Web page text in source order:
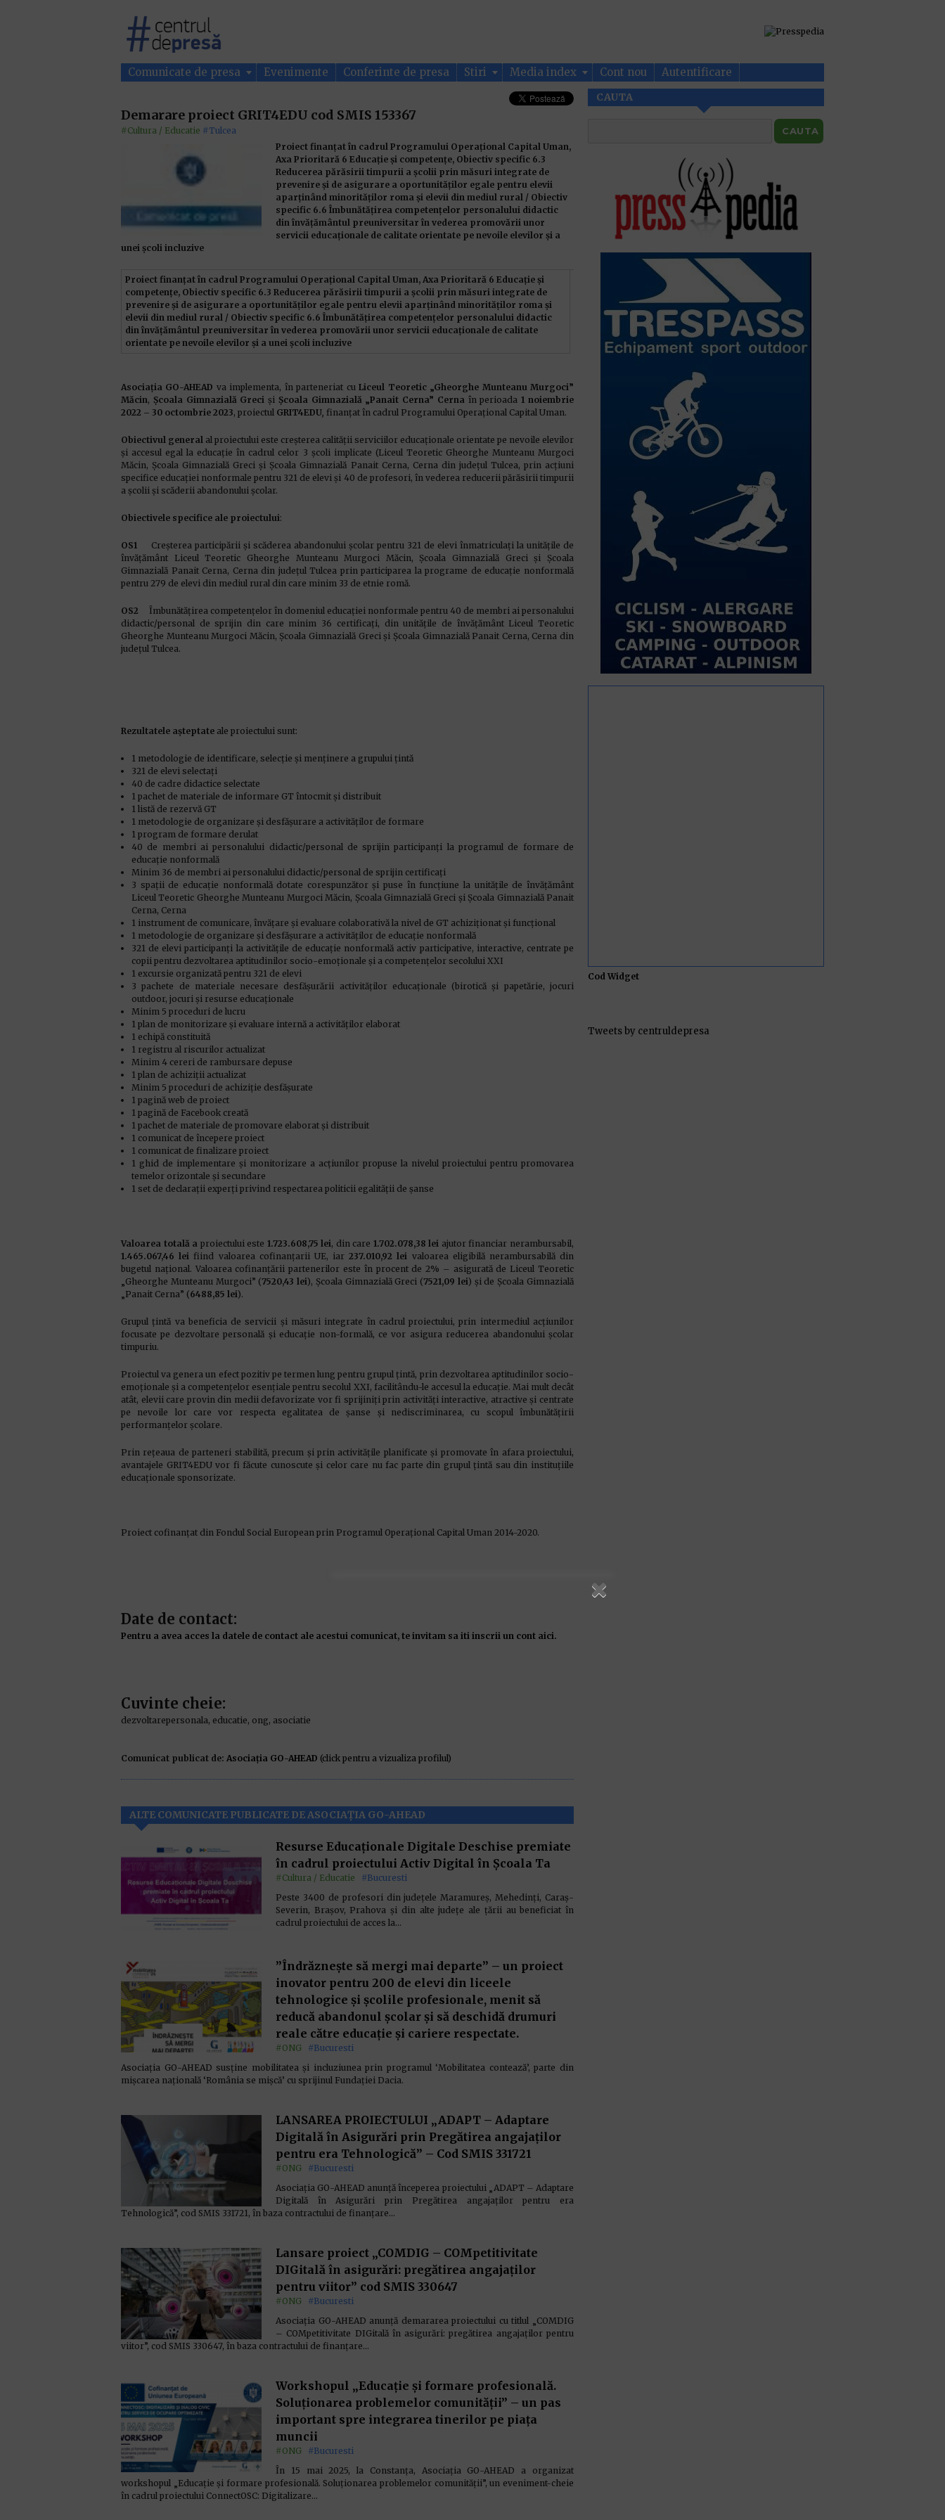
Comunicate de presa Evenimente Conferinte de presa Stiri Media index Cont nou Autentificare
Demarare proiect GRIT4EDU cod SMIS 153367
#Cultura / Educatie #Tulcea
Proiect finanțat în cadrul Programului Operațional Capital Uman,
Axa Prioritară 6 Educație și competențe, Obiectiv specific 6.3
Reducerea părăsirii timpurii a școlii prin măsuri integrate de
prevenire și de asigurare a oportunităților egale pentru elevii
aparținând minorităților roma și elevii din mediul rural / Obiectiv
specific 6.6 Îmbunătățirea competențelor personalului didactic
din învățământul preuniversitar în vederea promovării unor
servicii educaționale de calitate orientate pe nevoile elevilor și a
unei școli incluzive
Proiect finanțat în cadrul Programului Operațional Capital Uman,Axa Prioritară 6 Educație și
competențe, Obiectiv specific 6.3 Reducerea părăsirii timpurii a școlii prin măsuri integrate de
prevenire și de asigurare a oportunităților egale pentru elevii aparținând minorităților roma și
elevii din mediul rural / Obiectiv specific 6.6 Îmbunătățirea competențelor personalului didactic
din învățământul preuniversitar în vederea promovării unor servicii educaționale de calitate
orientate pe nevoile elevilor și a unei școli incluzive
Asociația GO-AHEAD va implementa, în parteneriat cuLiceul Teoretic „Gheorghe Munteanu Murgoci”
Măcin, Școala Gimnazială Greciși Școala Gimnazială „Panait Cerna” Cernaîn perioada1 noiembrie
2022 – 30 octombrie 2023, proiectul GRIT4EDU, finanțat în cadrul Programului Operațional Capital Uman.
Obiectivul general al proiectului este creșterea calității serviciilor educaționale orientate pe nevoile elevilor
și accesul egal la educație în cadrul celor 3 școli implicate (Liceul Teoretic Gheorghe Munteanu Murgoci
Măcin, Școala Gimnazială Greci și Școala Gimnazială Panait Cerna, Cerna din județul Tulcea, prin acțiuni
specifice educației nonformale pentru 321 de elevi și 40 de profesori, în vederea reducerii părăsirii timpurii
a școlii și scăderii abandonului școlar.
Obiectivele specifice ale proiectului:
OS1 Creșterea participării și scăderea abandonului școlar pentru 321 de elevi înmatriculați la unitățile de
învățământ Liceul Teoretic Gheorghe Munteanu Murgoci Măcin, Școala Gimnazială Greci și Școala
Gimnazială Panait Cerna, Cerna din județul Tulcea prin participarea la programe de educație nonformală
pentru 279 de elevi din mediul rural din care minim 33 de etnie romă.
OS2 Îmbunătățirea competențelor în domeniul educației nonformale pentru 40 de membri ai personalului
didactic/personal de sprijin din care minim 36 certificați, din unitățile de învățământ Liceul Teoretic
Gheorghe Munteanu Murgoci Măcin, Școala Gimnazială Greci și Școala Gimnazială Panait Cerna, Cerna din
județul Tulcea.
Rezultatele așteptate ale proiectului sunt:
1 metodologie de identificare, selecție și menținere a grupului țintă
321 de elevi selectați
40 de cadre didactice selectate
1 pachet de materiale de informare GT întocmit și distribuit
1 listă de rezervă GT
1 metodologie de organizare și desfășurare a activităților de formare
1 program de formare derulat
40 de membri ai personalului didactic/personal de sprijin participanți la programul de formare de
educație nonformală
Minim 36 de membri ai personalului didactic/personal de sprijin certificați
3 spații de educație nonformală dotate corespunzător și puse în funcțiune la unitățile de învățământ
Liceul Teoretic Gheorghe Munteanu Murgoci Măcin, Școala Gimnazială Greci și Școala Gimnazială Panait
Cerna, Cerna
1 instrument de comunicare, învățare și evaluare colaborativă la nivel de GT achiziționat și funcțional
1 metodologie de organizare și desfășurare a activităților de educație nonformală
321 de elevi participanți la activitățile de educație nonformală activ participative, interactive, centrate pe
copii pentru dezvoltarea aptitudinilor socio-emoționale și a competențelor secolului XXI
1 excursie organizată pentru 321 de elevi
3 pachete de materiale necesare desfășurării activităților educaționale (birotică și papetărie, jocuri
outdoor, jocuri și resurse educaționale
Minim 5 proceduri de lucru
1 plan de monitorizare și evaluare internă a activităților elaborat
1 echipă constituită
1 registru al riscurilor actualizat
Minim 4 cereri de rambursare depuse
1 plan de achiziții actualizat
Minim 5 proceduri de achiziție desfășurate
1 pagină web de proiect
1 pagină de Facebook creată
1 pachet de materiale de promovare elaborat și distribuit
1 comunicat de începere proiect
1 comunicat de finalizare proiect
1 ghid de implementare și monitorizare a acțiunilor propuse la nivelul proiectului pentru promovarea
temelor orizontale și secundare
1 set de declarații experți privind respectarea politicii egalității de șanse
Valoarea totală a proiectului este 1.723.608,75 lei, din care 1.702.078,38 lei ajutor financiar nerambursabil,
1.465.067,46 lei fiind valoarea cofinanțarii UE, iar237.010,92 lei valoarea eligibilă nerambursabilă din
bugetul național. Valoarea cofinanţării partenerilor este în procent de 2% – asigurată de Liceul Teoretic
„Gheorghe Munteanu Murgoci” (7520,43 lei), Școala Gimnazială Greci (7521,09 lei) și de Școala Gimnazială
„Panait Cerna” (6488,85 lei).
Grupul țintă va beneficia de servicii și măsuri integrate în cadrul proiectului, prin intermediul acțiunilor
focusate pe dezvoltare personală și educație non-formală, ce vor asigura reducerea abandonului școlar
timpuriu.
Proiectul va genera un efect pozitiv pe termen lung pentru grupul țintă, prin dezvoltarea aptitudinilor socio-
emoționale și a competențelor esențiale pentru secolul XXI, facilitându-le accesul la educație. Mai mult decât
atât, elevii care provin din medii defavorizate vor fi sprijiniți prin activități interactive, atractive și centrate
pe nevoile lor care vor respecta egalitatea de șanse și nediscriminarea, cu scopul îmbunătățirii
performanțelor școlare.
Prin rețeaua de parteneri stabilită, precum și prin activitățile planificate și promovate în afara proiectului,
avantajele GRIT4EDU vor fi făcute cunoscute și celor care nu fac parte din grupul țintă sau din instituțiile
educaționale sponsorizate.
Proiect cofinanțat din Fondul Social European prin Programul Operațional Capital Uman 2014-2020.
Date de contact:
Pentru a avea acces la datele de contact ale acestui comunicat, te invitam sa iti inscrii un cont aici.
Cuvinte cheie:
dezvoltarepersonala, educatie, ong, asociatie
Comunicat publicat de: Asociația GO-AHEAD (click pentru a vizualiza profilul)
ALTE COMUNICATE PUBLICATE DE ASOCIAȚIA GO-AHEAD
Resurse Educaționale Digitale Deschise premiate
în cadrul proiectului Activ Digital în Școala Ta
#Cultura / Educatie
#Bucuresti
Peste 3400 de profesori din județele Maramureș, Mehedinți, Caraș-
Severin, Brașov, Prahova și din alte județe ale țării au beneficiat în
cadrul proiectului de acces la…
”Îndrăznește să mergi mai departe” – un proiect
inovator pentru 200 de elevi din liceele
tehnologice și școlile profesionale, menit să
reducă abandonul școlar și să deschidă drumuri
reale către educație și cariere respectate.
#ONG
#Bucuresti
Asociația GO-AHEAD susține mobilitatea și incluziunea prin programul ‘Mobilitatea contează’, parte din
mișcarea națională ‘România se mișcă’ cu sprijinul Fundației Dacia.
LANSAREA PROIECTULUI „ADAPT – Adaptare
Digitală în Asigurări prin Pregătirea angajaților
pentru era Tehnologică” – Cod SMIS 331721
#ONG
#Bucuresti
Asociația GO-AHEAD anunță începerea proiectului „ADAPT – Adaptare
Digitală în Asigurări prin Pregătirea angajaților pentru era
Tehnologică”, cod SMIS 331721, în baza contractului de finanțare…
Lansare proiect „COMDIG – COMpetitivitate
DIGitală în asigurări: pregătirea angajaților
pentru viitor” cod SMIS 330647
#ONG
#Bucuresti
Asociația GO-AHEAD anunță demararea proiectului cu titlul „COMDIG
– COMpetitivitate DIGitală în asigurări: pregătirea angajaților pentru
viitor”, cod SMIS 330647, în baza contractului de finanțare…
Workshopul „Educație și formare profesională.
Soluționarea problemelor comunității” – un pas
important spre integrarea tinerilor pe piața
muncii
#ONG
#Bucuresti
În 15 mai 2025, la Constanța, Asociația GO-AHEAD a organizat
workshopul „Educație și formare profesională. Soluționarea problemelor comunității”, un eveniment-cheie
în cadrul proiectului ConnectOSC: Digitalizare…
CAUTA
Cod Widget
Tweets by centruldepresa